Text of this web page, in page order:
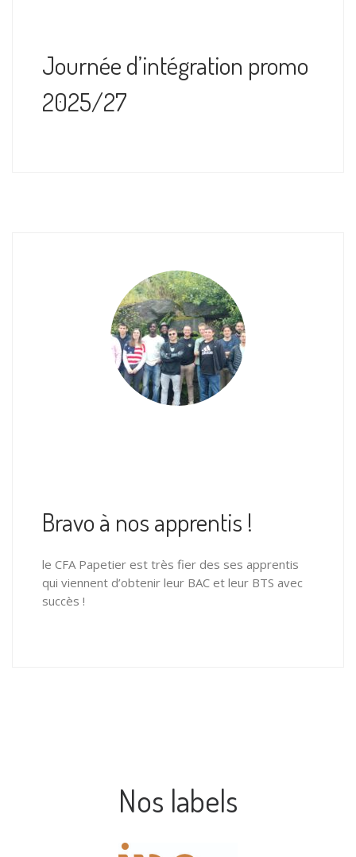
Journée d’intégration promo
2025/27
Bravo à nos apprentis !
le CFA Papetier est très fier des ses apprentis
qui viennent d’obtenir leur BAC et leur BTS avec
succès !
Nos labels